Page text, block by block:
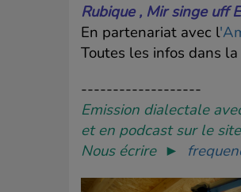
Rubique , Mir singe uff
En partenariat avec l
Toutes les infos dans
-------------------
Emission dialectale
et en podcast sur le
Nous écrire ►